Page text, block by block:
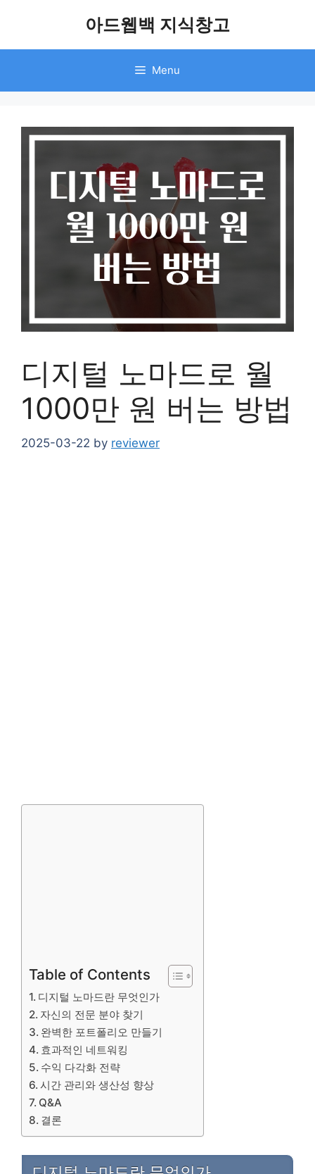
아드웹백 지식창고
Menu
디지털 노마드로 월
1000만 원 버는 방법
2025-03-22 by reviewer
Table of Contents
디지털 노마드란 무엇인가
자신의 전문 분야 찾기
완벽한 포트폴리오 만들기
효과적인 네트워킹
수익 다각화 전략
시간 관리와 생산성 향상
Q&A
결론